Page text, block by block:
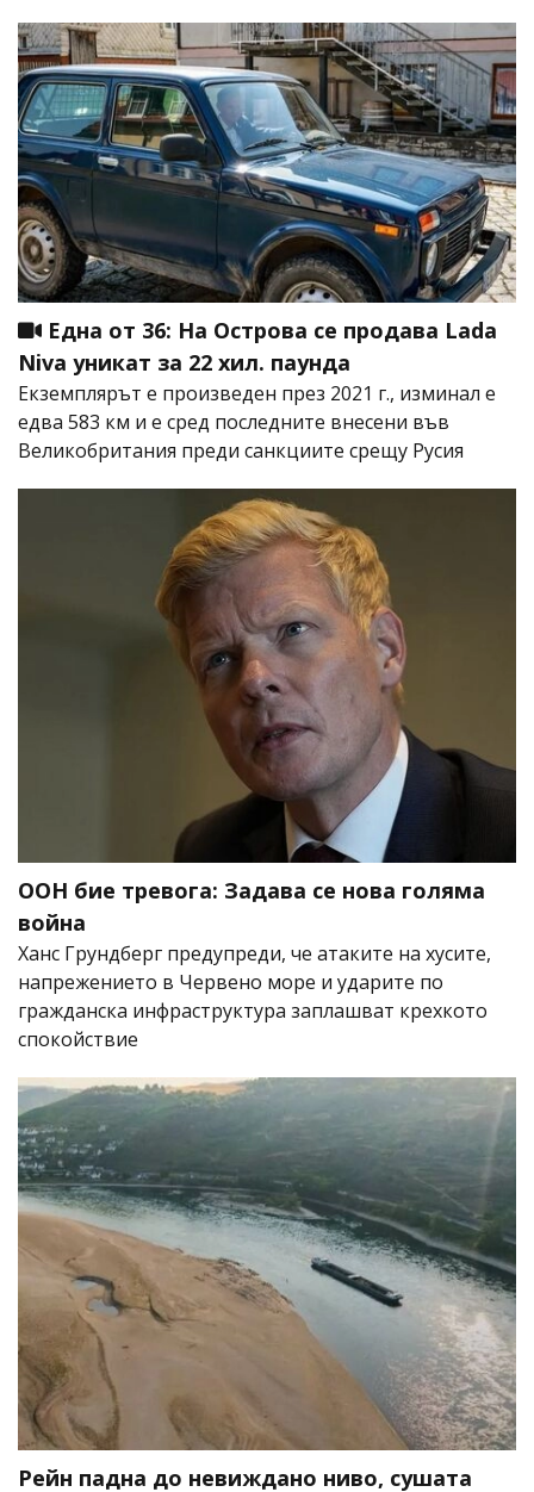
Една от 36: На Острова се продава Lada
Niva уникат за 22 хил. паунда
Екземплярът е произведен през 2021 г., изминал е
едва 583 км и е сред последните внесени във
Великобритания преди санкциите срещу Русия
ООН бие тревога: Задава се нова голяма
война
Ханс Грундберг предупреди, че атаките на хусите,
напрежението в Червено море и ударите по
гражданска инфраструктура заплашват крехкото
спокойствие
Рейн падна до невиждано ниво, сушата